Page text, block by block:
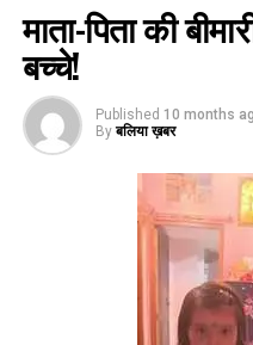
माता-पिता की
बच्चे!
Published 10 months
By बलिया ख़बर